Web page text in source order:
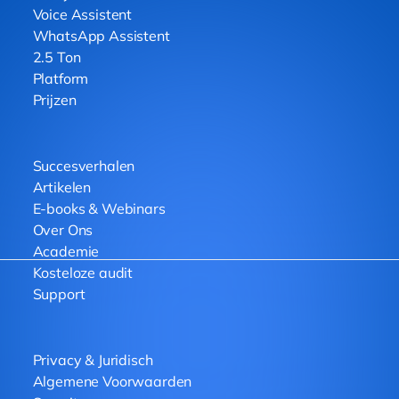
Voice Assistent
WhatsApp Assistent
2.5 Ton
Platform
Prijzen
Succesverhalen
Artikelen
E-books & Webinars
Over Ons
Academie
Kosteloze audit
Support
Privacy & Juridisch
Algemene Voorwaarden